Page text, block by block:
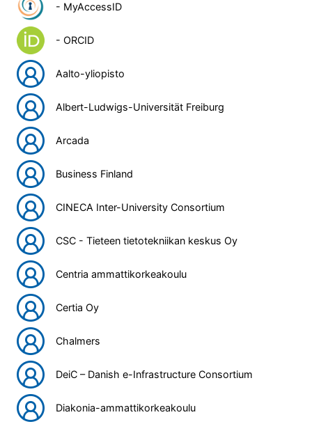
- MyAccessID
- ORCID
Aalto-yliopisto
Albert-Ludwigs-Universität Freiburg
Arcada
Business Finland
CINECA Inter-University Consortium
CSC - Tieteen tietotekniikan keskus Oy
Centria ammattikorkeakoulu
Certia Oy
Chalmers
DeiC – Danish e-Infrastructure Consortium
Diakonia-ammattikorkeakoulu